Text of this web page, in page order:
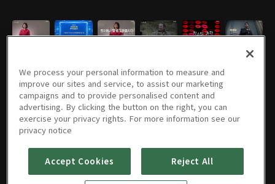
07/09/2026
07/08/2026
11분
07/07/2026
11분
07/02/202607/01/202606/30/202606/26/2026
We process your personal information to measure and
improve our sites and service, to assist our marketing
campaigns and to provide personalised content and
advertising. By clicking the button on the right, you can
exercise your privacy rights. For more information see our
privacy notice
Accept Cookies Reject All